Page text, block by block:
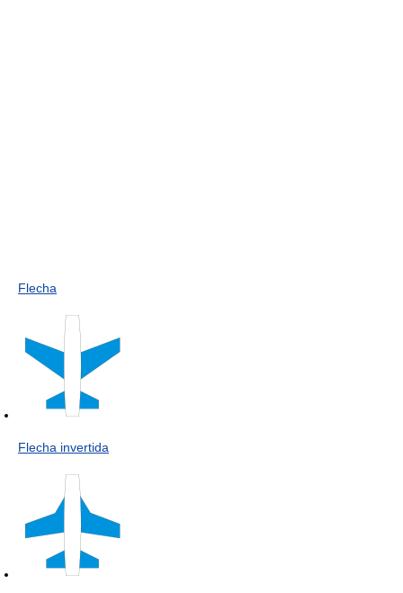
Flecha
Flecha invertida